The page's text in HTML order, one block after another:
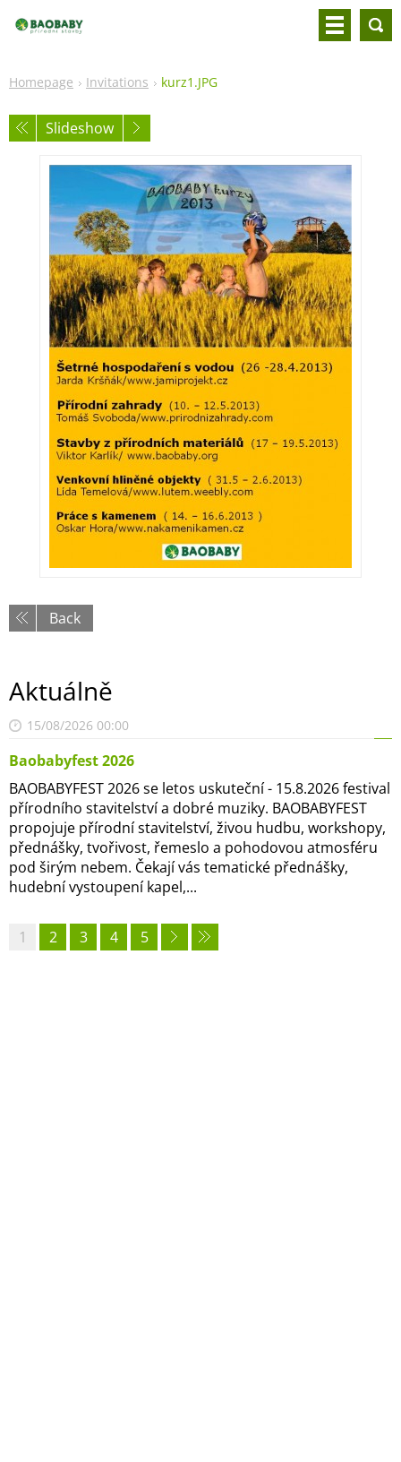
Homepage Invitations kurz1.JPG
Slideshow
Back
Aktuálně
15/08/2026 00:00
Baobabyfest 2026
BAOBABYFEST 2026 se letos uskuteční - 15.8.2026 festival
přírodního stavitelství a dobré muziky. BAOBABYFEST
propojuje přírodní stavitelství, živou hudbu, workshopy,
přednášky, tvořivost, řemeslo a pohodovou atmosféru
pod širým nebem. Čekají vás tematické přednášky,
hudební vystoupení kapel,...
1 2 3 4 5